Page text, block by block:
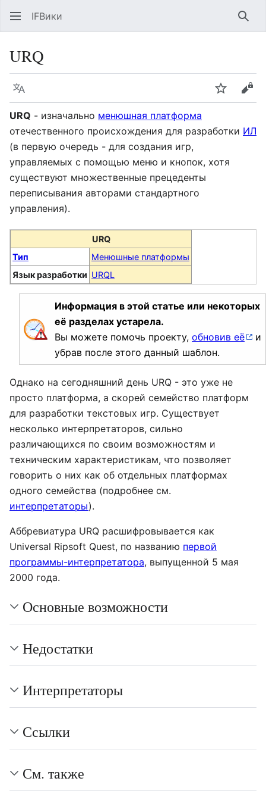
IFВики
URQ
Язык Следить
URQ - изначально менюшная платформа
отечественного происхождения для разработки ИЛ
(в первую очередь - для создания игр,
управляемых с помощью меню и кнопок, хотя
существуют множественные прецеденты
переписывания авторами стандартного
управления).
URQ
Тип
Менюшные платформы
Язык разработки URQL
Информация в этой статье или некоторых
её разделах устарела.
Вы можете помочь проекту, обновив её
и
убрав после этого данный шаблон.
Однако на сегодняшний день URQ - это уже не
просто платформа, а скорей семейство платформ
для разработки текстовых игр. Существует
несколько интерпретаторов, сильно
различающихся по своим возможностям и
техническим характеристикам, что позволяет
говорить о них как об отдельных платформах
одного семейства (подробнее см.
интерпретаторы).
Аббревиатура URQ расшифровывается как
Universal Ripsoft Quest, по названию первой
программы-интерпретатора, выпущенной 5 мая
2000 года.
Основные возможности
Недостатки
Интерпретаторы
Ссылки
См. также